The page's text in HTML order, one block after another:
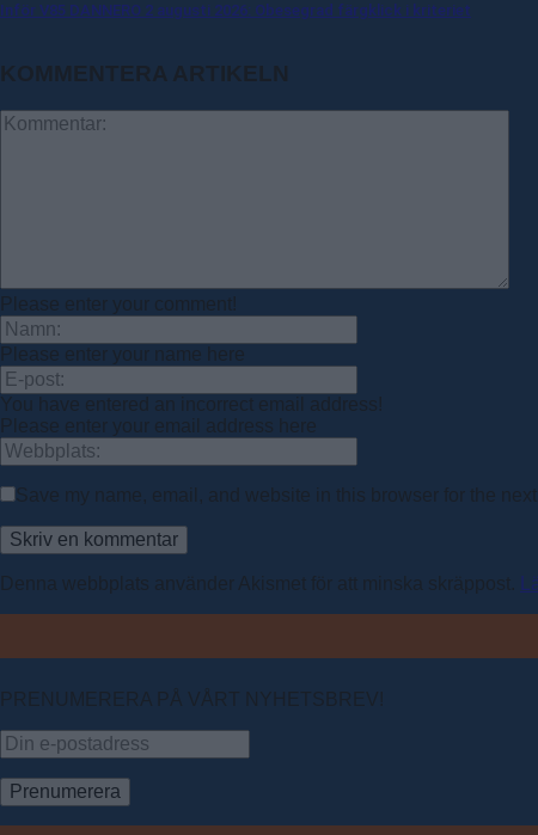
Inför V85 DANNERO 2 augusti 2026: Obesegrad färgklick i kriteriet
KOMMENTERA ARTIKELN
Please enter your comment!
Please enter your name here
You have entered an incorrect email address!
Please enter your email address here
Save my name, email, and website in this browser for the
Denna webbplats använder Akismet för att minska skräppost.
PRENUMERERA PÅ VÅRT NYHETSBREV!